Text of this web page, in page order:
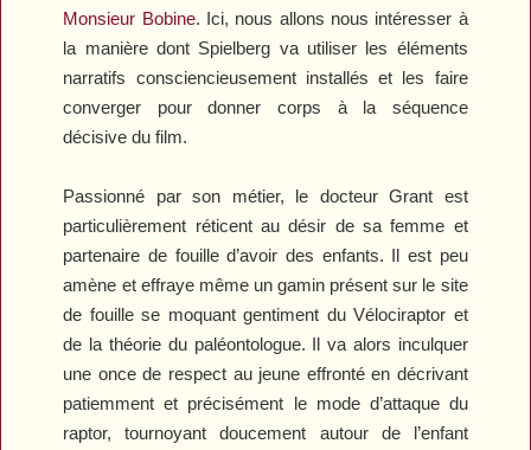
Monsieur Bobine. Ici, nous allons nous intéresser à
la manière dont Spielberg va utiliser les éléments
narratifs consciencieusement installés et les faire
converger pour donner corps à la séquence
décisive du film.
Passionné par son métier, le docteur Grant est
particulièrement réticent au désir de sa femme et
partenaire de fouille d’avoir des enfants. Il est peu
amène et effraye même un gamin présent sur le site
de fouille se moquant gentiment du Vélociraptor et
de la théorie du paléontologue. Il va alors inculquer
une once de respect au jeune effronté en décrivant
patiemment et précisément le mode d’attaque du
raptor, tournoyant doucement autour de l’enfant